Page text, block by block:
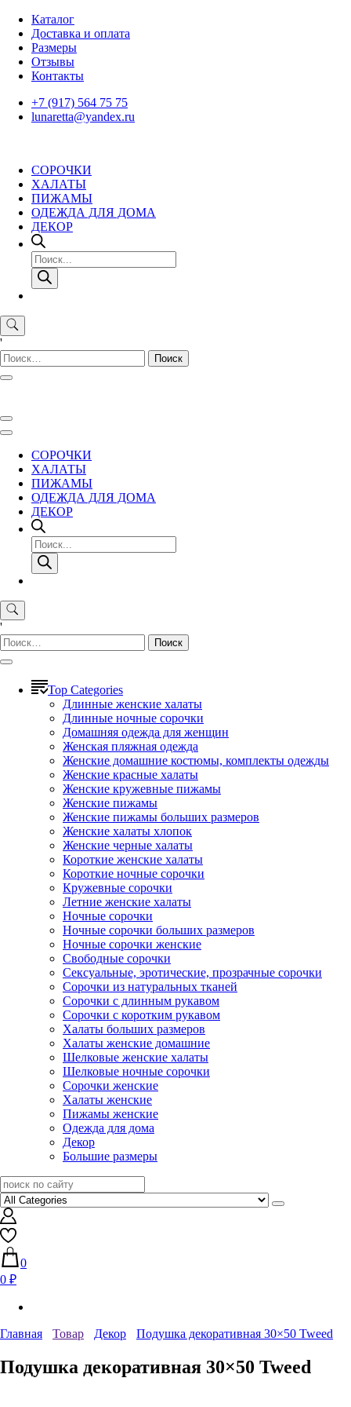
Skip
content
Каталог
Доставка и оплата
Размеры
Отзывы
Контакты
+7 (917) 564 75 75
lunaretta@yandex.ru
СОРОЧКИ
ХАЛАТЫ
ПИЖАМЫ
ОДЕЖДА ДЛЯ ДОМА
ДЕКОР
Поиск
товаров
'
Найти:
СОРОЧКИ
ХАЛАТЫ
ПИЖАМЫ
ОДЕЖДА ДЛЯ ДОМА
ДЕКОР
Поиск
товаров
'
Найти:
Top Categories
Длинные женские халаты
Длинные ночные сорочки
Домашняя одежда для женщин
Женская пляжная одежда
Женские домашние костюмы, комплекты одежды
Женские красные халаты
Женские кружевные пижамы
Женские пижамы
Женские пижамы больших размеров
Женские халаты хлопок
Женские черные халаты
Короткие женские халаты
Короткие ночные сорочки
Кружевные сорочки
Летние женские халаты
Ночные сорочки
Ночные сорочки больших размеров
Ночные сорочки женские
Свободные сорочки
Сексуальные, эротические, прозрачные сорочки
Сорочки из натуральных тканей
Сорочки с длинным рукавом
Сорочки с коротким рукавом
Халаты больших размеров
Халаты женские домашние
Шелковые женские халаты
Шелковые ночные сорочки
Сорочки женские
Халаты женские
Пижамы женские
Одежда для дома
Декор
Большие размеры
0
0 ₽
Главная Товар Декор Подушка декоративная 30×50 Tweed
Подушка декоративная 30×50 Tweed